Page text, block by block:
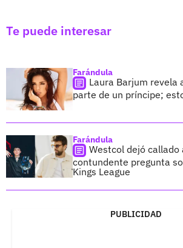
Te puede interesar
Farándula
Laura Barjum revela
parte de un príncipe;
Farándula
Westcol dejó callado
contundente pregunta
Kings League
PUBLICIDAD